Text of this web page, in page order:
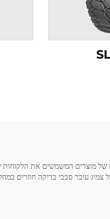
של מוצרים המשמשים את
צמיג עובר סבבי בדיקה חוזרים